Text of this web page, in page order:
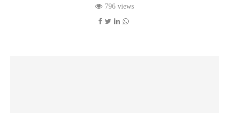
796 views